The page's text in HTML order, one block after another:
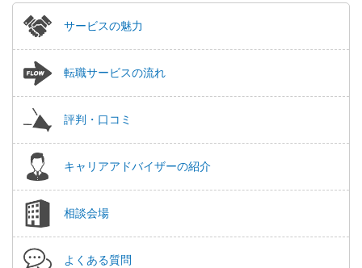
サービスの魅力
転職サービスの流れ
評判・口コミ
キャリアアドバイザーの紹介
相談会場
よくある質問